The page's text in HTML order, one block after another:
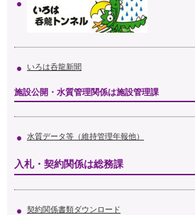
いろは呑龍新聞
施設公開・水質管理関係は施設管理課
水質データ等（維持管理年報他）
入札・契約関係は総務課
契約関係書類ダウンロード